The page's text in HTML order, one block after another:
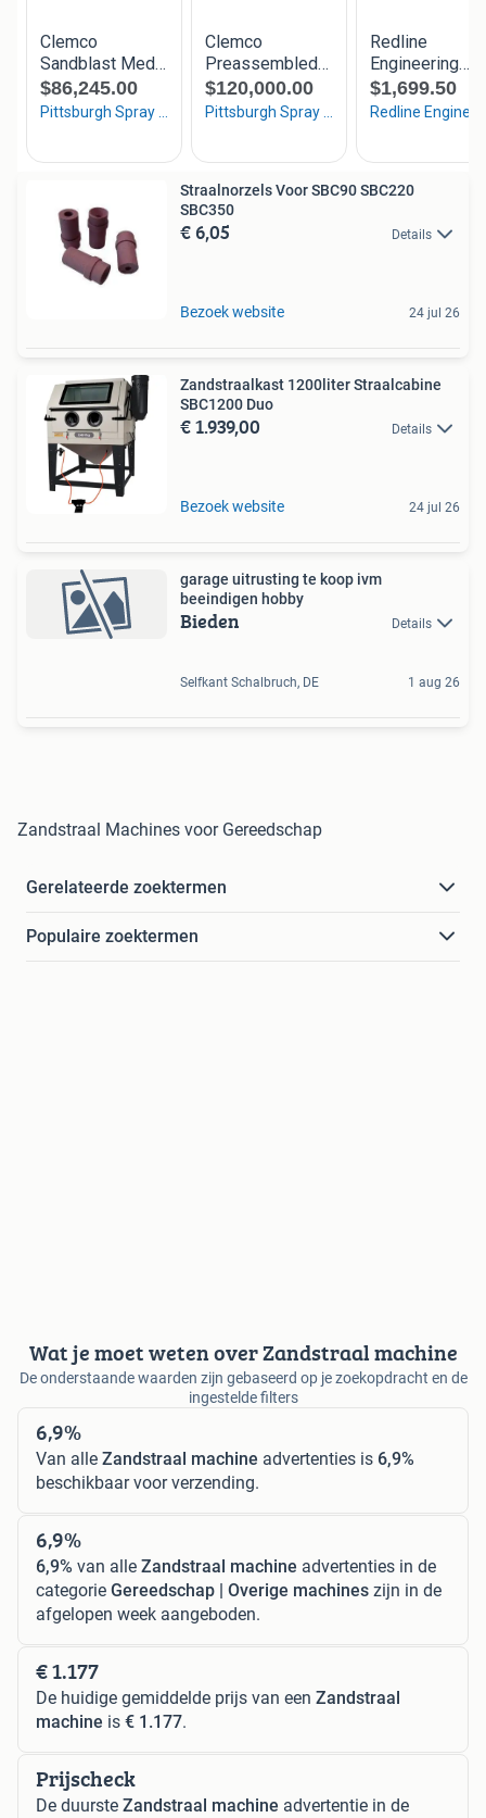
Straalnorzels Voor SBC90 SBC220
SBC350
€ 6,05 Details
Bezoek website 24 jul 26
Zandstraalkast 1200liter Straalcabine
SBC1200 Duo
€ 1.939,00 Details
Bezoek website 24 jul 26
garage uitrusting te koop ivm
beeindigen hobby
Bieden Details
Selfkant Schalbruch, DE 1 aug 26
Zandstraal Machines voor Gereedschap
Gerelateerde zoektermen
Populaire zoektermen
Wat je moet weten over Zandstraal machine
De onderstaande waarden zijn gebaseerd op je zoekopdracht en de
ingestelde filters
6,9%
Van alle Zandstraal machine advertenties is 6,9%
beschikbaar voor verzending.
6,9%
6,9% van alle Zandstraal machine advertenties in de
categorie Gereedschap | Overige machines zijn in de
afgelopen week aangeboden.
€ 1.177
De huidige gemiddelde prijs van een Zandstraal
machine is € 1.177.
Prijscheck
De duurste Zandstraal machine advertentie in de